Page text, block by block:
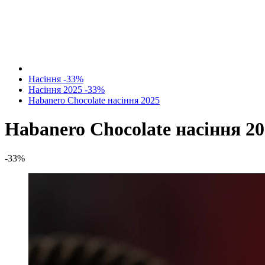
Насіння -33%
Насіння 2025 -33%
Habanero Chocolate насіння 2025
Habanero Chocolate насіння
-33%